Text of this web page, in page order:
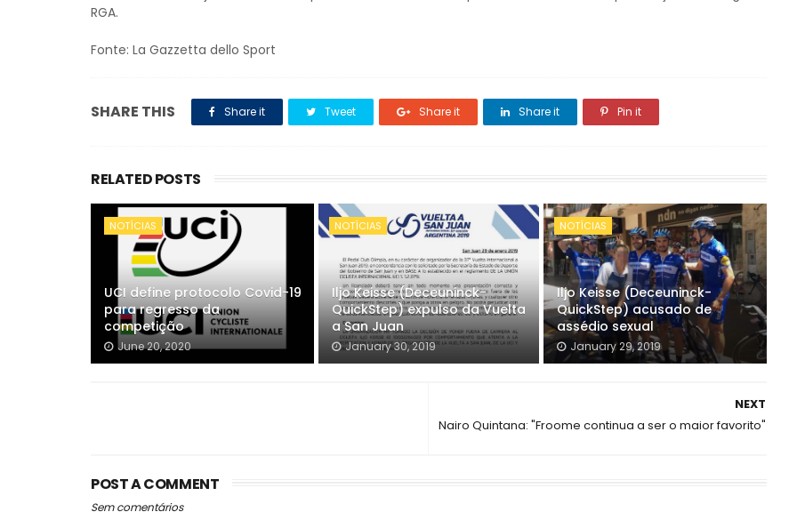
RGA.
Fonte: La Gazzetta dello Sport
SHARE THIS Share it Tweet Share it Share it Pin it
RELATED POSTS
NOTÍCIAS
UCI define protocolo Covid-19
para regresso da
competição
June 20, 2020
NOTÍCIAS
Iljo Keisse (Deceuninck-
QuickStep) expulso da Vuelta
a San Juan
January 30, 2019
NOTÍCIAS
Iljo Keisse (Deceuninck-
QuickStep) acusado de
assédio sexual
January 29, 2019
NEXT
Nairo Quintana: "Froome continua a ser o maior favorito"
POST A COMMENT
Sem comentários